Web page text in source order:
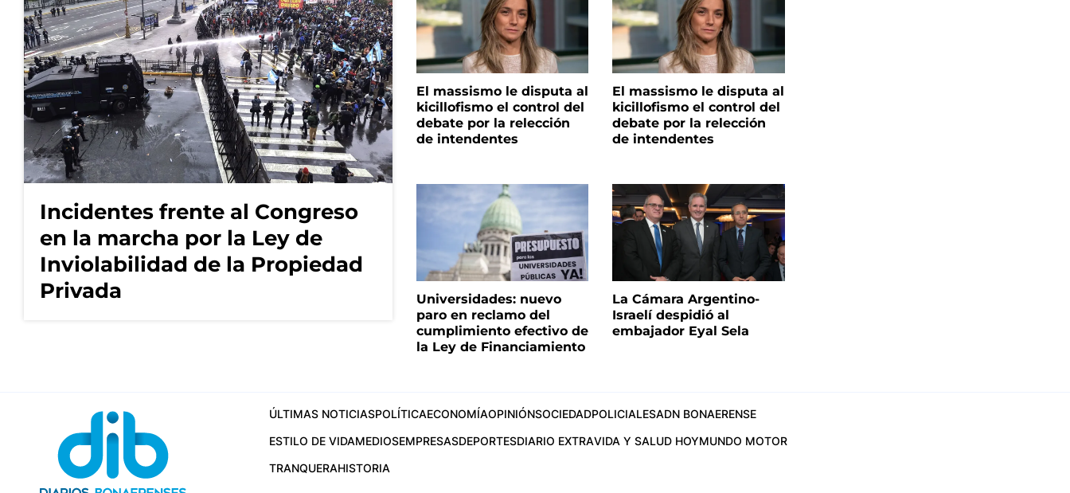
Incidentes frente al Congreso
en la marcha por la Ley de
Inviolabilidad de la Propiedad
Privada
El massismo le disputa al
kicillofismo el control del
debate por la relección
de intendentes
El massismo le disputa al
kicillofismo el control del
debate por la relección
de intendentes
Universidades: nuevo
paro en reclamo del
cumplimiento efectivo de
la Ley de Financiamiento
La Cámara Argentino-
Israelí despidió al
embajador Eyal Sela
ÚLTIMAS NOTICIASPOLÍTICAECONOMÍAOPINIÓNSOCIEDADPOLICIALESADN BONAERENSE
ESTILO DE VIDAMEDIOSEMPRESASDEPORTESDIARIO EXTRAVIDA Y SALUD HOYMUNDO MOTOR
TRANQUERAHISTORIA